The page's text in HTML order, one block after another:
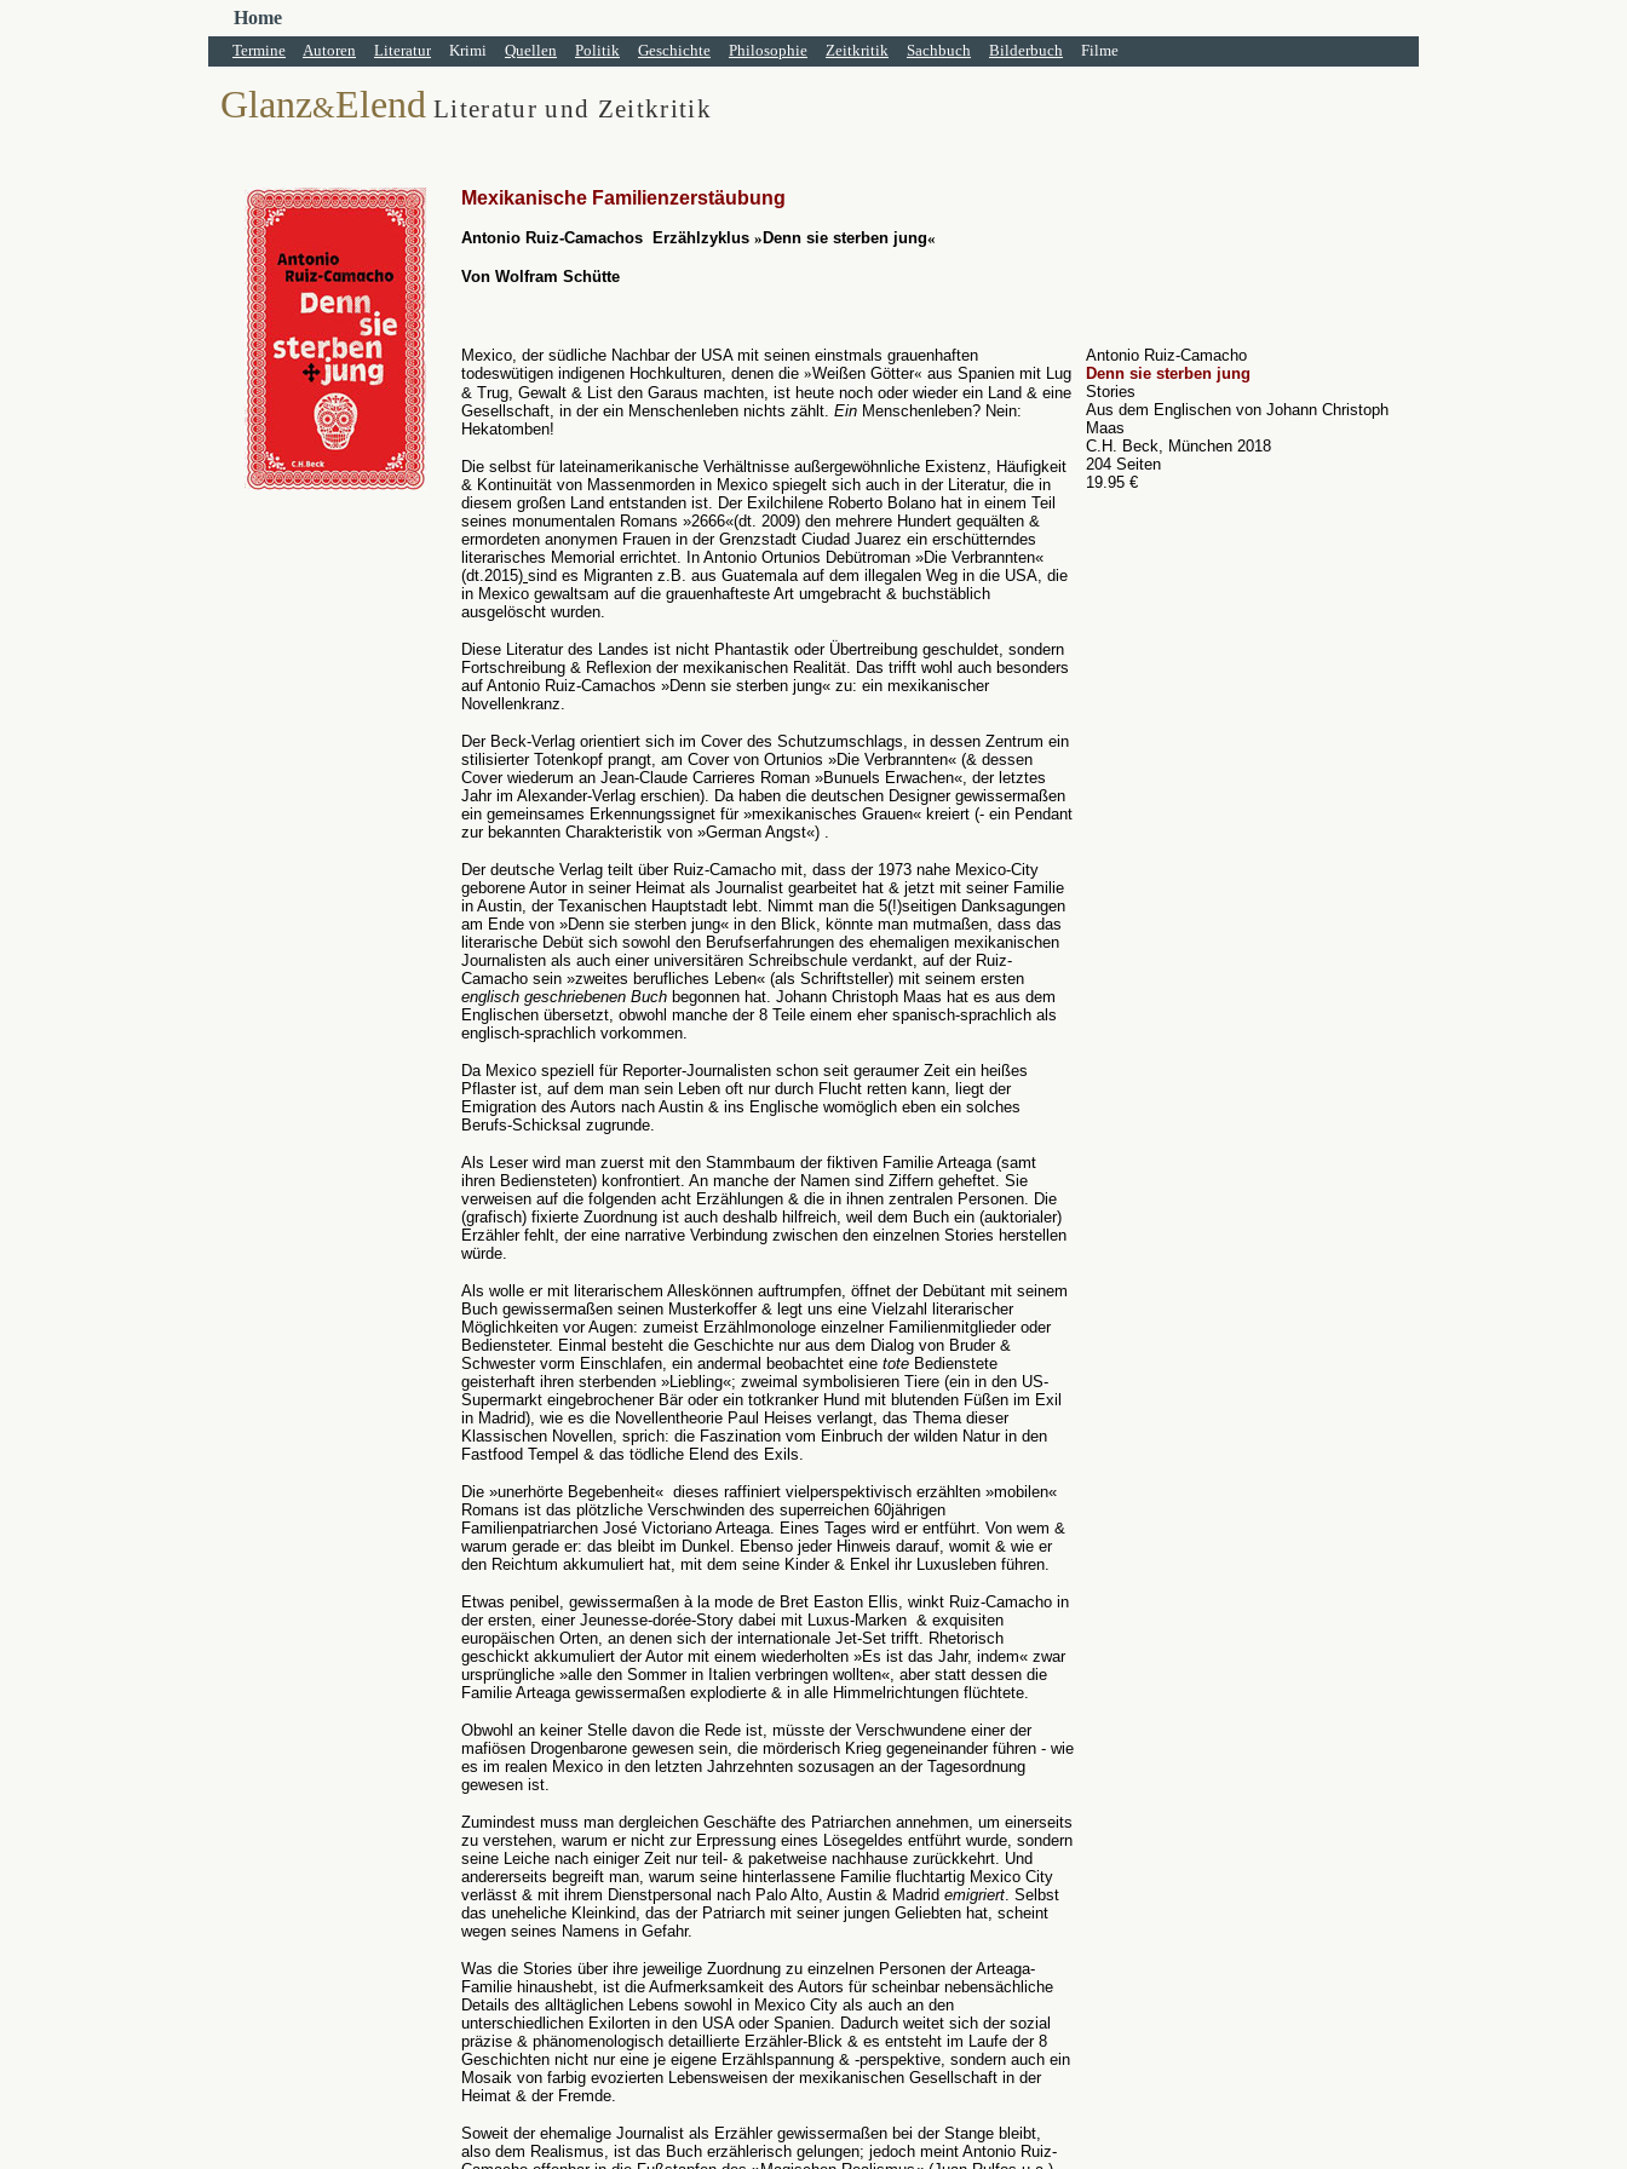
Home
Termine Autoren Literatur Krimi Quellen Politik Geschichte Philosophie Zeitkritik Sachbuch Bilderbuch Filme
Glanz&Elend Literatur und Zeitkritik
Mexikanische Familienzerstäubung
Antonio Ruiz-Camachos Erzählzyklus » Denn sie sterben jung«
Von Wolfram Schütte
Mexico, der südliche Nachbar der USA mit seinen einstmals grauenhaften
todeswütigen indigenen Hochkulturen, denen die »Weißen Götter« aus Spanien mit Lug
& Trug, Gewalt & List den Garaus machten, ist heute noch oder wieder ein Land & eine
Gesellschaft, in der ein Menschenleben nichts zählt. Ein Menschenleben? Nein:
Hekatomben!
Die selbst für lateinamerikanische Verhältnisse außergewöhnliche Existenz, Häufigkeit
& Kontinuität von Massenmorden in Mexico spiegelt sich auch in der Literatur, die in
diesem großen Land entstanden ist. Der Exilchilene Roberto Bolano hat in einem Teil
seines monumentalen Romans »2666«(dt. 2009) den mehrere Hundert gequälten &
ermordeten anonymen Frauen in der Grenzstadt Ciudad Juarez ein erschütterndes
literarisches Memorial errichtet. In Antonio Ortunios Debütroman »Die Verbrannten«
(dt.2015) sind es Migranten z.B. aus Guatemala auf dem illegalen Weg in die USA, die
in Mexico gewaltsam auf die grauenhafteste Art umgebracht & buchstäblich
ausgelöscht wurden.
Diese Literatur des Landes ist nicht Phantastik oder Übertreibung geschuldet, sondern
Fortschreibung & Reflexion der mexikanischen Realität. Das trifft wohl auch besonders
auf Antonio Ruiz-Camachos »Denn sie sterben jung« zu: ein mexikanischer
Novellenkranz.
Der Beck-Verlag orientiert sich im Cover des Schutzumschlags, in dessen Zentrum ein
stilisierter Totenkopf prangt, am Cover von Ortunios »Die Verbrannten« (& dessen
Cover wiederum an Jean-Claude Carrieres Roman »Bunuels Erwachen«, der letztes
Jahr im Alexander-Verlag erschien). Da haben die deutschen Designer gewissermaßen
ein gemeinsames Erkennungssignet für »mexikanisches Grauen« kreiert (- ein Pendant
zur bekannten Charakteristik von »German Angst«) .
Der deutsche Verlag teilt über Ruiz-Camacho mit, dass der 1973 nahe Mexico-City
geborene Autor in seiner Heimat als Journalist gearbeitet hat & jetzt mit seiner Familie
in Austin, der Texanischen Hauptstadt lebt. Nimmt man die 5(!)seitigen Danksagungen
am Ende von »Denn sie sterben jung« in den Blick, könnte man mutmaßen, dass das
literarische Debüt sich sowohl den Berufserfahrungen des ehemaligen mexikanischen
Journalisten als auch einer universitären Schreibschule verdankt, auf der Ruiz-
Camacho sein »zweites berufliches Leben« (als Schriftsteller) mit seinem ersten
englisch geschriebenen Buch begonnen hat. Johann Christoph Maas hat es aus dem
Englischen übersetzt, obwohl manche der 8 Teile einem eher spanisch-sprachlich als
englisch-sprachlich vorkommen.
Da Mexico speziell für Reporter-Journalisten schon seit geraumer Zeit ein heißes
Pflaster ist, auf dem man sein Leben oft nur durch Flucht retten kann, liegt der
Emigration des Autors nach Austin & ins Englische womöglich eben ein solches
Berufs-Schicksal zugrunde.
Als Leser wird man zuerst mit den Stammbaum der fiktiven Familie Arteaga (samt
ihren Bediensteten) konfrontiert. An manche der Namen sind Ziffern geheftet. Sie
verweisen auf die folgenden acht Erzählungen & die in ihnen zentralen Personen. Die
(grafisch) fixierte Zuordnung ist auch deshalb hilfreich, weil dem Buch ein (auktorialer)
Erzähler fehlt, der eine narrative Verbindung zwischen den einzelnen Stories herstellen
würde.
Als wolle er mit literarischem Alleskönnen auftrumpfen, öffnet der Debütant mit seinem
Buch gewissermaßen seinen Musterkoffer & legt uns eine Vielzahl literarischer
Möglichkeiten vor Augen: zumeist Erzählmonologe einzelner Familienmitglieder oder
Bediensteter. Einmal besteht die Geschichte nur aus dem Dialog von Bruder &
Schwester vorm Einschlafen, ein andermal beobachtet eine tote Bedienstete
geisterhaft ihren sterbenden »Liebling«; zweimal symbolisieren Tiere (ein in den US-
Supermarkt eingebrochener Bär oder ein totkranker Hund mit blutenden Füßen im Exil
in Madrid), wie es die Novellentheorie Paul Heises verlangt, das Thema dieser
Klassischen Novellen, sprich: die Faszination vom Einbruch der wilden Natur in den
Fastfood Tempel & das tödliche Elend des Exils.
Die »unerhörte Begebenheit« dieses raffiniert vielperspektivisch erzählten »mobilen«
Romans ist das plötzliche Verschwinden des superreichen 60jährigen
Familienpatriarchen José Victoriano Arteaga. Eines Tages wird er entführt. Von wem &
warum gerade er: das bleibt im Dunkel. Ebenso jeder Hinweis darauf, womit & wie er
den Reichtum akkumuliert hat, mit dem seine Kinder & Enkel ihr Luxusleben führen.
Etwas penibel, gewissermaßen à la mode de Bret Easton Ellis, winkt Ruiz-Camacho in
der ersten, einer Jeunesse-dorée-Story dabei mit Luxus-Marken & exquisiten
europäischen Orten, an denen sich der internationale Jet-Set trifft. Rhetorisch
geschickt akkumuliert der Autor mit einem wiederholten »Es ist das Jahr, indem« zwar
ursprüngliche »alle den Sommer in Italien verbringen wollten«, aber statt dessen die
Familie Arteaga gewissermaßen explodierte & in alle Himmelrichtungen flüchtete.
Obwohl an keiner Stelle davon die Rede ist, müsste der Verschwundene einer der
mafiösen Drogenbarone gewesen sein, die mörderisch Krieg gegeneinander führen - wie
es im realen Mexico in den letzten Jahrzehnten sozusagen an der Tagesordnung
gewesen ist.
Zumindest muss man dergleichen Geschäfte des Patriarchen annehmen, um einerseits
zu verstehen, warum er nicht zur Erpressung eines Lösegeldes entführt wurde, sondern
seine Leiche nach einiger Zeit nur teil- & paketweise nachhause zurückkehrt. Und
andererseits begreift man, warum seine hinterlassene Familie fluchtartig Mexico City
verlässt & mit ihrem Dienstpersonal nach Palo Alto, Austin & Madrid emigriert. Selbst
das uneheliche Kleinkind, das der Patriarch mit seiner jungen Geliebten hat, scheint
wegen seines Namens in Gefahr.
Was die Stories über ihre jeweilige Zuordnung zu einzelnen Personen der Arteaga-
Familie hinaushebt, ist die Aufmerksamkeit des Autors für scheinbar nebensächliche
Details des alltäglichen Lebens sowohl in Mexico City als auch an den
unterschiedlichen Exilorten in den USA oder Spanien. Dadurch weitet sich der sozial
präzise & phänomenologisch detaillierte Erzähler-Blick & es entsteht im Laufe der 8
Geschichten nicht nur eine je eigene Erzählspannung & -perspektive, sondern auch ein
Mosaik von farbig evozierten Lebensweisen der mexikanischen Gesellschaft in der
Heimat & der Fremde.
Soweit der ehemalige Journalist als Erzähler gewissermaßen bei der Stange bleibt,
also dem Realismus, ist das Buch erzählerisch gelungen; jedoch meint Antonio Ruiz-
Antonio Ruiz-Camacho
Denn sie sterben jung
Stories
Aus dem Englischen von Johann Christoph
Maas
C.H. Beck, München 2018
204 Seiten
19.95 €